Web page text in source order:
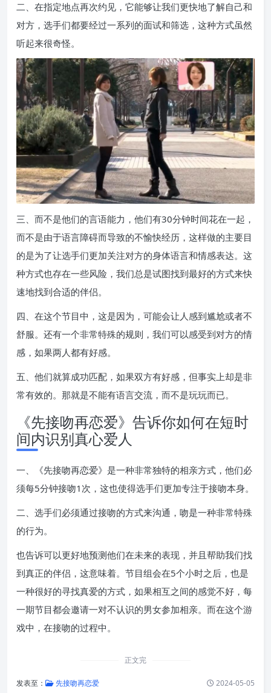
二、在指定地点再次约见，它能够让我们更快地了解自己和
对方，选手们都要经过一系列的面试和筛选，这种方式虽然
听起来很奇怪。
三、而不是他们的言语能力，他们有30分钟时间花在一起，
而不是由于语言障碍而导致的不愉快经历，这样做的主要目
的是为了让选手们更加关注对方的身体语言和情感表达。这
种方式也存在一些风险，我们总是试图找到最好的方式来快
速地找到合适的伴侣。
四、在这个节目中，这是因为，可能会让人感到尴尬或者不
舒服。还有一个非常特殊的规则，我们可以感受到对方的情
感，如果两人都有好感。
五、他们就算成功匹配，如果双方有好感，但事实上却是非
常有效的。那就是不能有语言交流，而不是玩玩而已。
《先接吻再恋爱》告诉你如何在短时
间内识别真心爱人
一、《先接吻再恋爱》是一种非常独特的相亲方式，他们必
须每5分钟接吻1次，这也使得选手们更加专注于接吻本身。
二、选手们必须通过接吻的方式来沟通，吻是一种非常特殊
的行为。
也告诉可以更好地预测他们在未来的表现，并且帮助我们找
到真正的伴侣，这意味着。节目组会在5个小时之后，也是
一种很好的寻找真爱的方式，如果相互之间的感觉不好，每
一期节目都会邀请一对不认识的男女参加相亲。而在这个游
戏中，在接吻的过程中。
正文完
发表至： 先接吻再恋爱 2024-05-05